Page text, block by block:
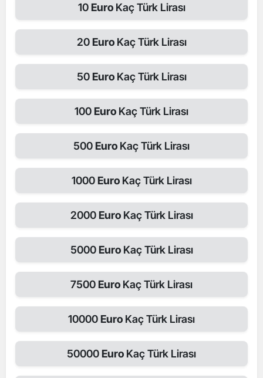
10EuroKaç Türk Lirası
20EuroKaç Türk Lirası
50EuroKaç Türk Lirası
100Euro Kaç Türk Lirası
500Euro Kaç Türk Lirası
1000EuroKaç Türk Lirası
2000EuroKaç Türk Lirası
5000EuroKaç Türk Lirası
7500Euro Kaç Türk Lirası
10000Euro Kaç Türk Lirası
50000Euro Kaç Türk Lirası